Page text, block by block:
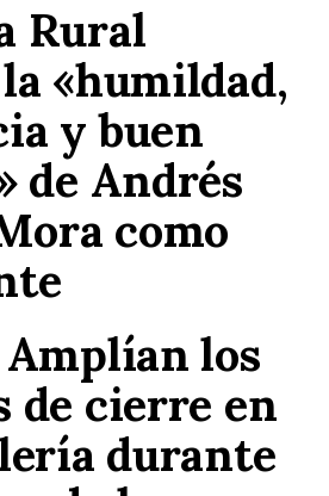
Rural
«humildad,
y buen
de Andrés
como
Amplían los
de cierre en
durante